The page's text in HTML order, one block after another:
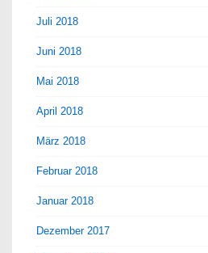
Juli 2018
Juni 2018
Mai 2018
April 2018
März 2018
Februar 2018
Januar 2018
Dezember 2017